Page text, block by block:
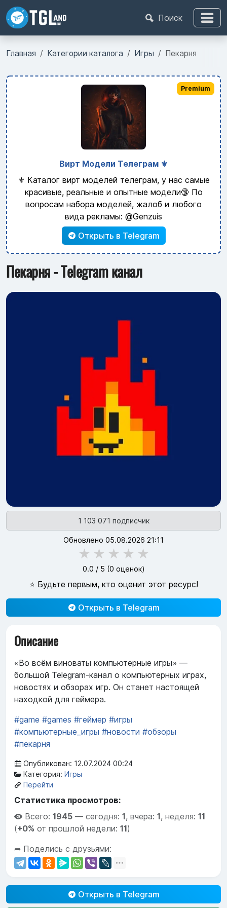
Поиск
Главная Категории каталога Игры Пекарня
Вирт Модели Телеграм ⚜️
⚜️ Каталог вирт моделей телеграм, у нас самые
красивые, реальные и опытные модели🔞 По
вопросам набора моделей, жалоб и любого
вида рекламы: @Genzuis
Открыть в Telegram
Premium
Пекарня - Telegram канал
1 103 071 подписчик
Обновлено 05.08.2026 21:11
★ ★ ★ ★ ★
0.0 / 5 (0 оценок)
⭐ Будьте первым, кто оценит этот ресурс!
Открыть в Telegram
Описание
«Во всём виноваты компьютерные игры» —
большой Telegram-канал о компьютерных играх,
новостях и обзорах игр. Он станет настоящей
находкой для геймера.
#game #games #геймер #игры
#компьютерные_игры #новости #обзоры
#пекарня
Опубликован: 12.07.2024 00:24
Категория: Игры
Перейти
Статистика просмотров:
Всего: 1945 — сегодня: 1, вчера: 1, неделя: 11
(+0% от прошлой недели: 11)
➦ Поделись с друзьями:
Открыть в Telegram